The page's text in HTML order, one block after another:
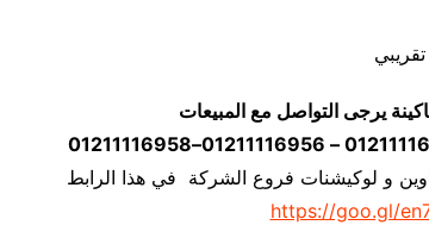
يرجى التواصل مع المبيعات
و لوكيشنات فروع الشركة في هذا الرابط
https://goo.gl/